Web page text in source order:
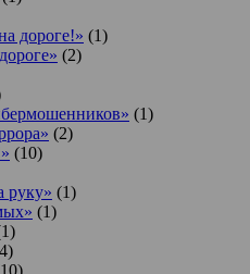
дороге!» (1)
(2)
(1)
(2)
(10)
руку» (1)
(1)